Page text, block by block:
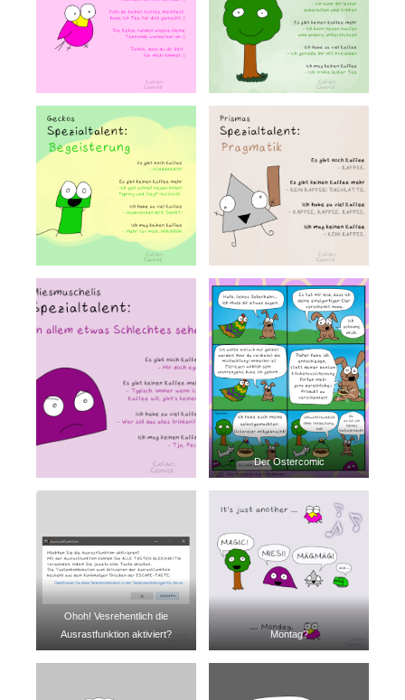
Der Ostercomic
Ohoh! Vesrehentlich die
Ausrastfunktion aktiviert?
Montag?